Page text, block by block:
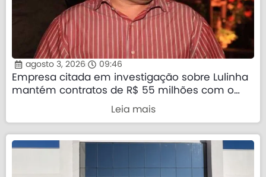
agosto 3, 2026 09:46
Empresa citada em investigação sobre Lulinha
mantém contratos de R$ 55 milhões com o
Leia mais